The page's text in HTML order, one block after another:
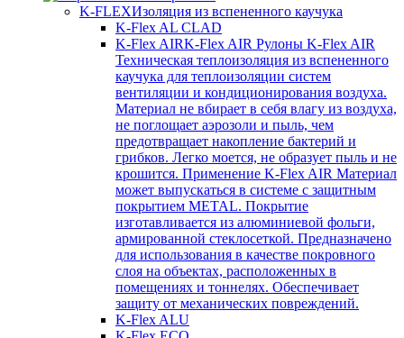
K-FLEXИзоляция из вспененного каучука
K-Flex AL CLAD
K-Flex AIRK-Flex AIR Рулоны K-Flex AIR
Техническая теплоизоляция из вспененного
каучука для теплоизоляции систем
вентиляции и кондиционирования воздуха.
Материал не вбирает в себя влагу из воздуха,
не поглощает аэрозоли и пыль, чем
предотвращает накопление бактерий и
грибков. Легко моется, не образует пыль и не
крошится. Применение K-Flex AIR Материал
может выпускаться в системе c защитным
покрытием METAL. Покрытие
изготавливается из алюминиевой фольги,
армированной стеклосеткой. Предназначено
для использования в качестве покровного
слоя на объектах, расположенных в
помещениях и тоннелях. Обеспечивает
защиту от механических повреждений.
K-Flex ALU